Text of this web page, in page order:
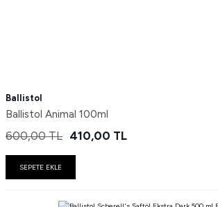
Ballistol
Ballistol Animal 100ml
600,00 TL 410,00 TL
SEPETE EKLE